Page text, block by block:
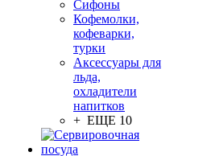
Сифоны
Кофемолки,
кофеварки,
турки
Аксессуары для
льда,
охладители
напитков
+ ЕЩЕ 10